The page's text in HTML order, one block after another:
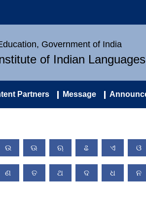
Government of India
of Indian
Partners Message
ଉ ଊ ଋ ଌ ଏ ଓ
ଣ ତ ଥ ଦ ଧ ନ